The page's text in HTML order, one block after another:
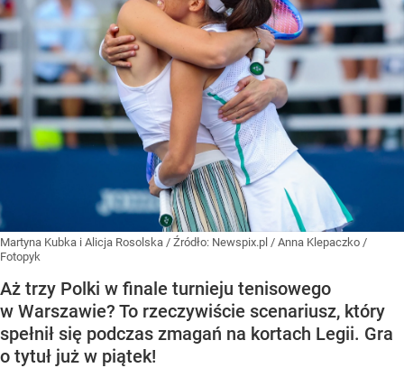
Martyna Kubka i Alicja Rosolska / Źródło: Newspix.pl / Anna Klepaczko /
Fotopyk
Aż trzy Polki w finale turnieju tenisowego
w Warszawie? To rzeczywiście scenariusz, który
spełnił się podczas zmagań na kortach Legii. Gra
o tytuł już w piątek!